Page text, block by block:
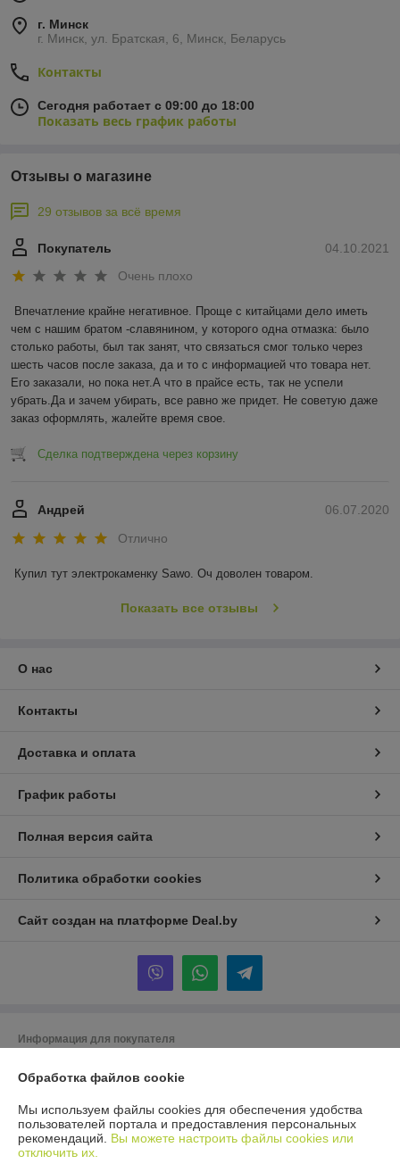
г. Минск
г. Минск, ул. Братская, 6, Минск, Беларусь
Контакты
Сегодня работает с 09:00 до 18:00
Показать весь график работы
Отзывы о магазине
29 отзывов за всё время
04.10.2021
Покупатель
Очень плохо
Впечатление крайне негативное. Проще с китайцами дело иметь
чем с нашим братом -славянином, у которого одна отмазка: было
столько работы, был так занят, что связаться смог только через
шесть часов после заказа, да и то с информацией что товара нет.
Его заказали, но пока нет.А что в прайсе есть, так не успели
убрать.Да и зачем убирать, все равно же придет. Не советую даже
заказ оформлять, жалейте время свое.
Сделка подтверждена через корзину
06.07.2020
Андрей
Отлично
Купил тут электрокаменку Sawo. Оч доволен товаром.
Показать все отзывы
О нас
Контакты
Доставка и оплата
График работы
Полная версия сайта
Политика обработки cookies
Сайт создан на платформе Deal.by
Информация для покупателя
Орландо»
(офис 3д)
Регистрационный номер ЕГР: 193951532
Обработка файлов cookie
Мы используем файлы cookies для обеспечения удобства
пользователей портала и предоставления персональных
рекомендаций. Вы можете настроить файлы cookies или
отключить их.